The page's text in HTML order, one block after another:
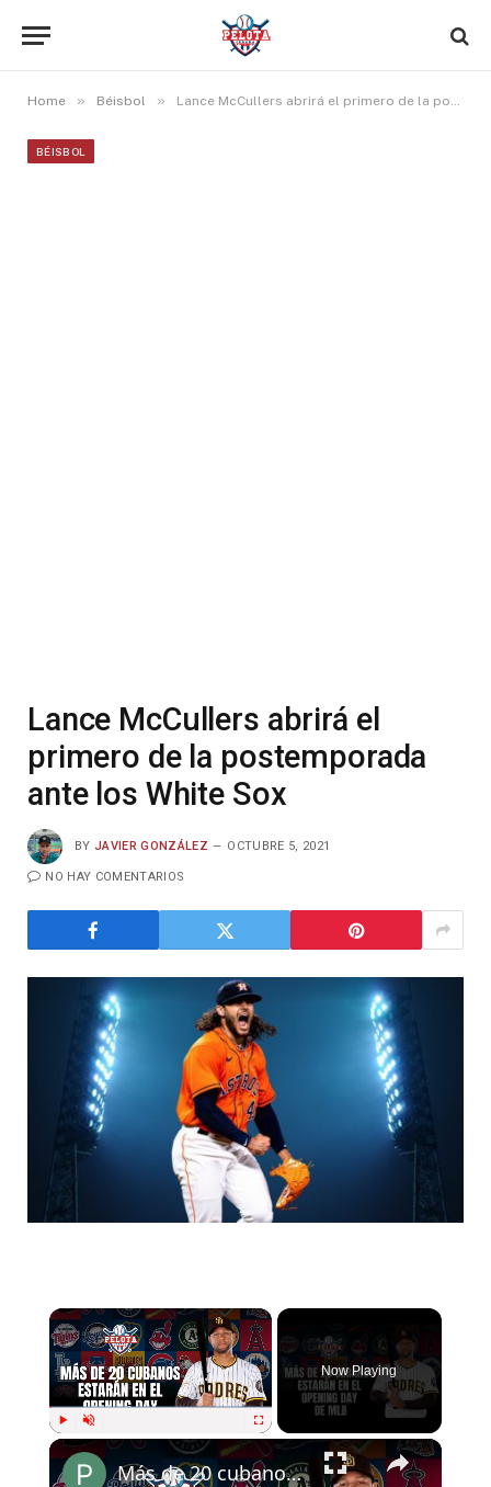
Home » Béisbol » Lance McCullers abrirá el primero de la postemporada ante los White Sox
BÉISBOL
Lance McCullers abrirá el
primero de la postemporada
ante los White Sox
BY JAVIER GONZÁLEZ OCTUBRE 5, 2021
NO HAY COMENTARIOS
×
Play Unmute Fullscreen
Now Playing
×
Más de 20 cubanos estarán en el Opening Day de MLB